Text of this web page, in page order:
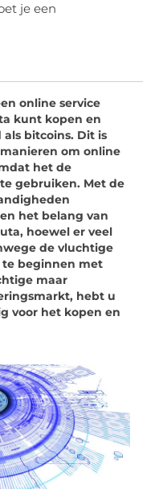
je een
online service
kunt kopen en
bitcoins. Dit is
om online
het de
gebruiken. Met de
het belang van
hoewel er veel
de vluchtige
te beginnen met
maar
hebt u
voor het kopen en